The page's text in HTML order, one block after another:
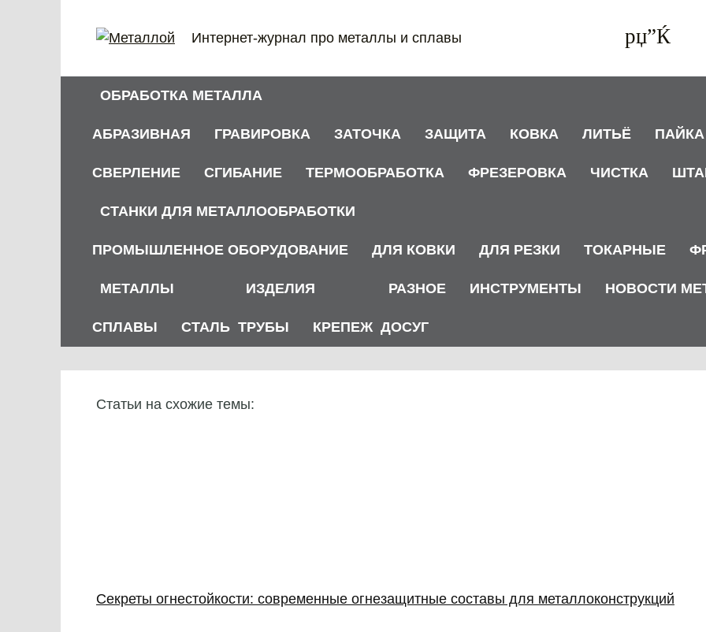
Интернет-журнал про металлы и сплавы
ОБРАБОТКА МЕТАЛЛА
АБРАЗИВНАЯ ГРАВИРОВКА ЗАТОЧКА ЗАЩИТА КОВКА ЛИТЬЁ ПАЙКА
СВЕРЛЕНИЕ СГИБАНИЕ ТЕРМООБРАБОТКА ФРЕЗЕРОВКА ЧИСТКА
СТАНКИ ДЛЯ МЕТАЛЛООБРАБОТКИ
ПРОМЫШЛЕННОЕ ОБОРУДОВАНИЕ ДЛЯ КОВКИ ДЛЯ РЕЗКИ ТОКАРНЫЕ
МЕТАЛЛЫ
СПЛАВЫ СТАЛЬ
ИЗДЕЛИЯ
ТРУБЫ КРЕПЕЖ
РАЗНОЕ
ДОСУГ
ИНСТРУМЕНТЫ НОВОСТИ
Статьи на схожие темы:
Секреты огнестойкости: современные огнезащитные составы для металлоконструкций